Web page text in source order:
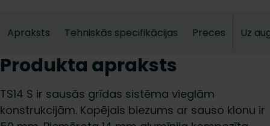
Apraksts Tehniskās specifikācijas Preces Uz
Produkta apraksts
TS14 S ir sausās grīdas sistēma vieglām
konstrukcijām. Kopējais biezums ar sauso klonu ir